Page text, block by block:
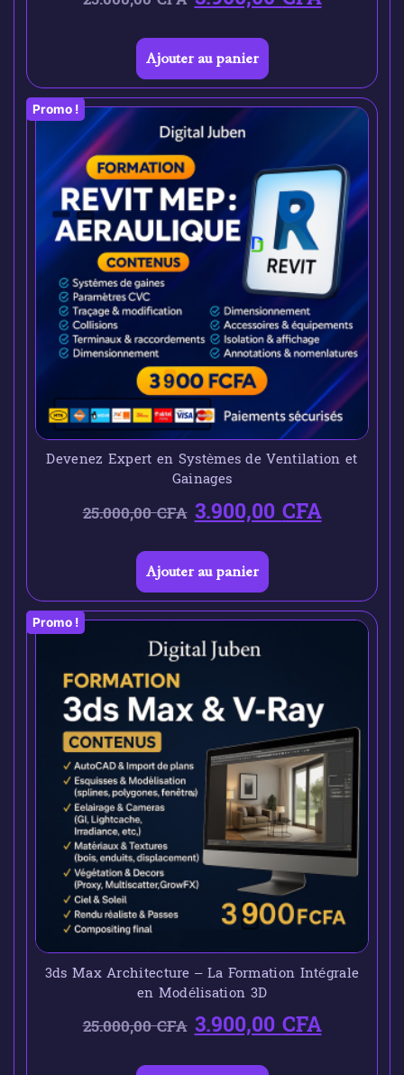
Ajouter au panier
Promo !
Devenez Expert en Systèmes de Ventilation et
Gainages
25.000,00CFA 3.900,00CFA
Ajouter au panier
Promo !
3ds Max Architecture – La Formation Intégrale
en Modélisation 3D
25.000,00CFA 3.900,00CFA